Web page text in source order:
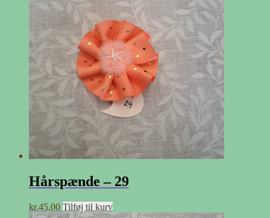
Hårspænde – 29
kr.45,00 Tilføj til kurv